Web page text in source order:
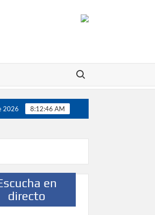
Buscar:
Víctor González destaca el papel del
2026 8:12:46 AM
en
directo